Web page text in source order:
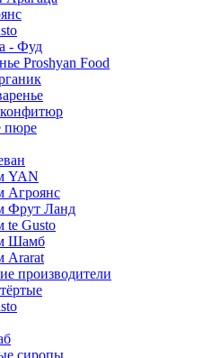
- Фуд
Proshyan Food
пюре
YAN
Агроянс
Фрут Ланд
te Gusto
Шамб
Ararat
производители
сиропы